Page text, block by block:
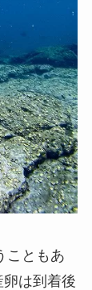
こともあ
卵は到着後